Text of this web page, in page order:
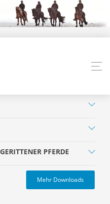
PFERDE
Mehr Downloads